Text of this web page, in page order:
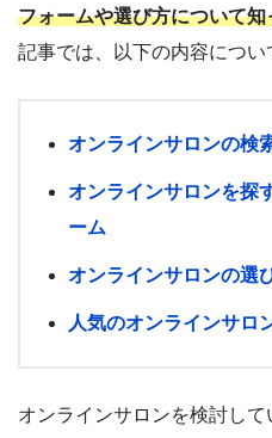
フォームや選び方について
記事では、以下の内容につい
オンラインサロンの検
オンラインサロンを探
ーム
オンラインサロンの選
人気のオンラインサロ
オンラインサロンを検討し